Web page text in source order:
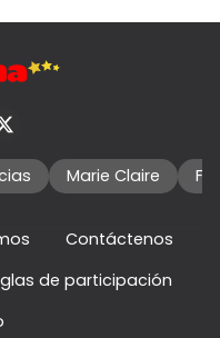
Marie Claire
Contáctenos
de participación